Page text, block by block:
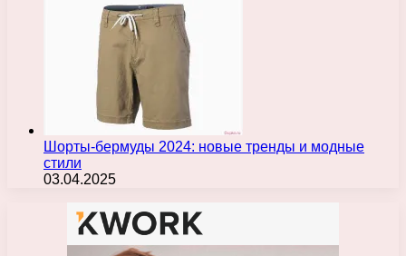
Шорты-бермуды 2024: новые тренды и модные
стили
03.04.2025